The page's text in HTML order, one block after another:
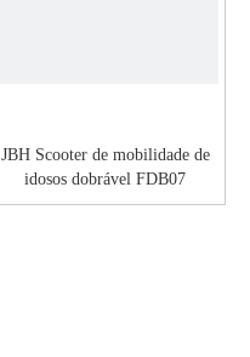
JBH Scooter de mobilidade de
idosos dobrável FDB07